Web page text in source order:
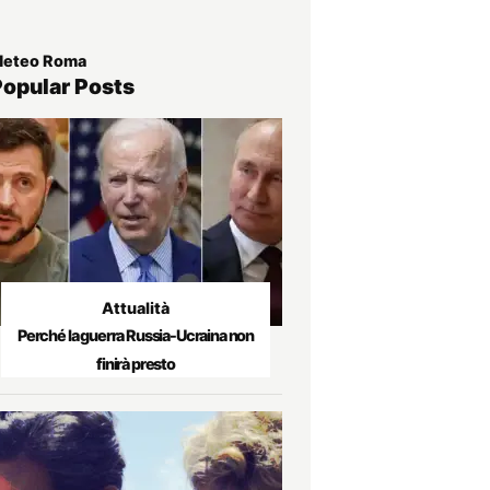
Roma
Posts
Attualità
Perché la guerra Russia-Ucraina non
finirà presto